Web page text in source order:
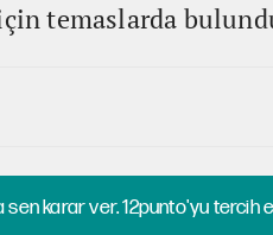
için temaslarda
karar ver. 12punto'yu tercih